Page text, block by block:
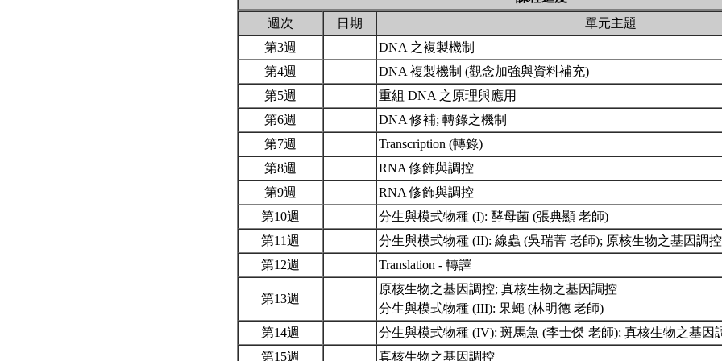
週次
日期
單元主題
第3週
DNA 之複製機制
第4週
DNA 複製機制 (觀念加強與資料補充)
第5週
重組 DNA 之原理與應用
第6週
DNA 修補; 轉錄之機制
第7週
Transcription (轉錄)
第8週
RNA 修飾與調控
第9週
RNA 修飾與調控
第10週
分生與模式物種 (I): 酵母菌 (張典顯 老師)
第11週
分生與模式物種 (II): 線蟲 (吳瑞菁 老師); 原核生物之基因調控
第12週
Translation - 轉譯
第13週
原核生物之基因調控; 真核生物之基因調控
分生與模式物種 (III): 果蠅 (林明德 老師)
第14週
分生與模式物種 (IV): 斑馬魚 (李士傑 老師); 真核生物之基因
第15週
真核生物之基因調控